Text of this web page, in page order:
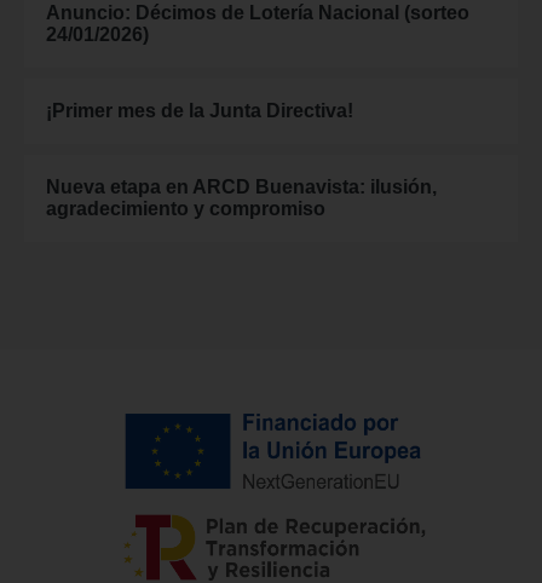
Anuncio: Décimos de Lotería Nacional (sorteo
24/01/2026)
¡Primer mes de la Junta Directiva!
Nueva etapa en ARCD Buenavista: ilusión,
agradecimiento y compromiso